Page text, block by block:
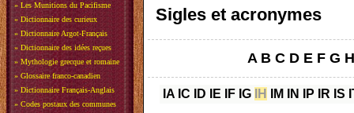
» Les Munitions du Pacifisme
» Dictionnaire des curieux
» Dictionnaire Argot-Français
» Dictionnaire des idées reçues
» Mythologie grecque et romaine
» Glossaire franco-canadien
» Dictionnaire Français-Anglais
» Codes postaux des communes
Sigles et acronymes
A B C D E F G H
IA IC ID IE IF IG IH IM IN IP IR IS